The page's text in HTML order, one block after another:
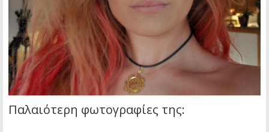
Παλαιότερη φωτογραφίες της: